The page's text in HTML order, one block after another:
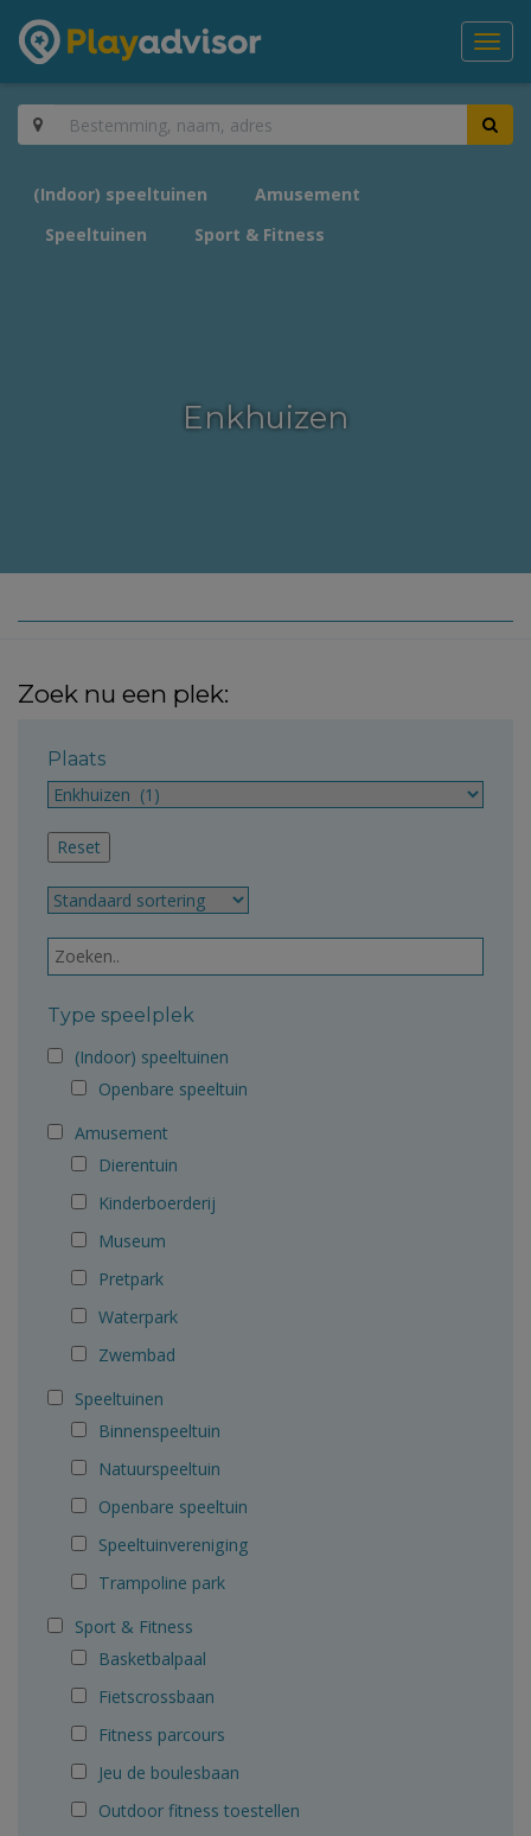
(Indoor) speeltuinen
Amusement
Speeltuinen
Sport & Fitness
Enkhuizen
Zoek nu een plek:
Plaats
Type speelplek
(Indoor) speeltuinen
Openbare speeltuin
Amusement
Dierentuin
Kinderboerderij
Museum
Pretpark
Waterpark
Zwembad
Speeltuinen
Binnenspeeltuin
Natuurspeeltuin
Openbare speeltuin
Speeltuinvereniging
Trampoline park
Sport & Fitness
Basketbalpaal
Fietscrossbaan
Fitness parcours
Jeu de boulesbaan
Outdoor fitness toestellen